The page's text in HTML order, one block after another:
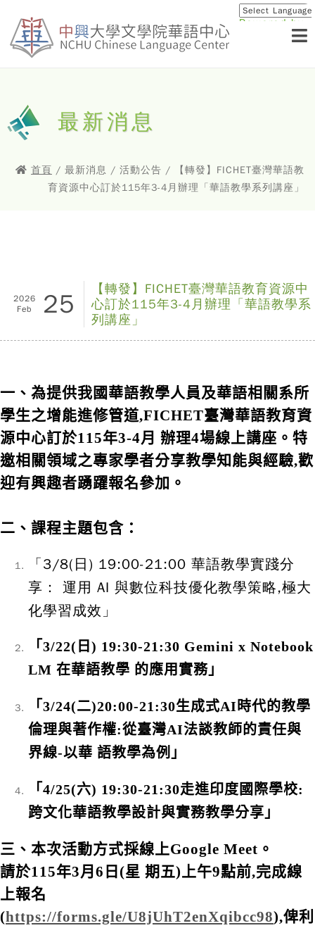
Powered by
最新消息
首頁 / 最新消息 / 活動公告 / 【轉發】FICHET臺灣華語教
育資源中心訂於115年3-4月辦理「華語教學系列講座」
2026
Feb
25
【轉發】FICHET臺灣華語教育資源中
心訂於115年3-4月辦理「華語教學系
列講座」
一、為提供我國華語教學人員及華語相關系所
學生之增能進修管道,FICHET臺灣華語教育資
源中心訂於115年3-4月 辦理4場線上講座。特
邀相關領域之專家學者分享教學知能與經驗,歡
迎有興趣者踴躍報名參加。
二、課程主題包含：
「3/8(日) 19:00-21:00 華語教學實踐分
享： 運用 AI 與數位科技優化教學策略,極大
化學習成效」
「3/22(日) 19:30-21:30 Gemini x Notebook
LM 在華語教學 的應用實務」
「3/24(二)20:00-21:30生成式AI時代的教學
倫理與著作權:從臺灣AI法談教師的責任與
界線-以華 語教學為例」
「4/25(六) 19:30-21:30走進印度國際學校:
跨文化華語教學設計與實務教學分享」
三、本次活動方式採線上Google Meet。
請於115年3月6日(星 期五)上午9點前,完成線
上報名
(https://forms.gle/U8jUhT2enXqibcc98),俾利